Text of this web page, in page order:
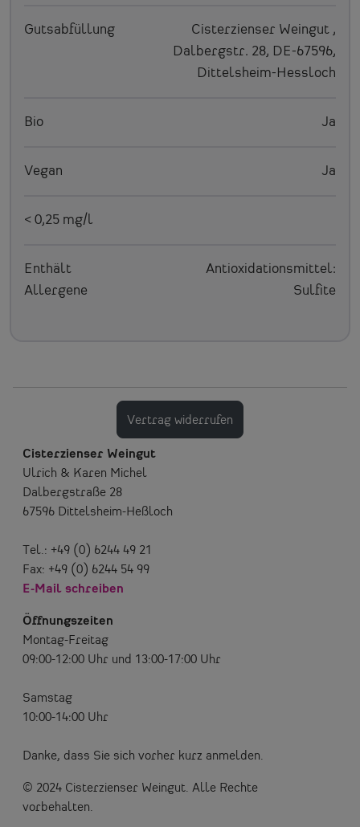
Gutsabfüllung
Cisterzienser Weingut ,
Dalbergstr. 28, DE-67596,
Dittelsheim-Hessloch
Bio Ja
Vegan Ja
< 0,25 mg/l
Enthält
Allergene
Antioxidationsmittel:
Sulfite
Vertrag widerrufen
Cisterzienser Weingut
Ulrich & Karen Michel
Dalbergstraße 28
67596 Dittelsheim-Heßloch
Tel.: +49 (0) 6244 49 21
Fax: +49 (0) 6244 54 99
E-Mail schreiben
Öffnungszeiten
Montag-Freitag
09:00-12:00 Uhr und 13:00-17:00 Uhr
Samstag
10:00-14:00 Uhr
Danke, dass Sie sich vorher kurz anmelden.
© 2024 Cisterzienser Weingut. Alle Rechte
vorbehalten.